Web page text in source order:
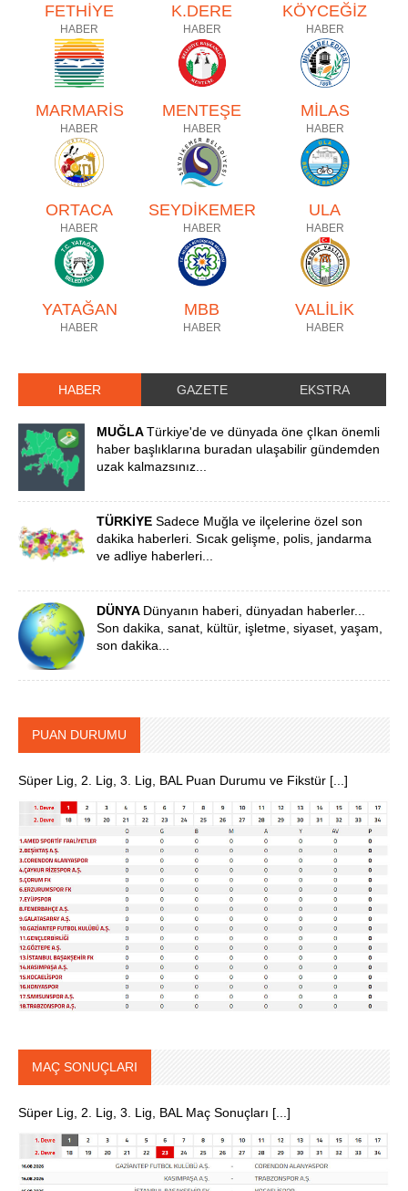
FETHİYE
HABER
K.DERE
HABER
KÖYCEĞİZ
HABER
MARMARİS
HABER
MENTEŞE
HABER
MİLAS
HABER
ORTACA
HABER
SEYDİKEMER
HABER
ULA
HABER
YATAĞAN
HABER
MBB
HABER
VALİLİK
HABER
HABER GAZETE EKSTRA
MUĞLATürkiye'de ve dünyada öne çIkan önemli
haber başlıklarına buradan ulaşabilir gündemden
uzak kalmazsınız...
TÜRKİYESadece Muğla ve ilçelerine özel son
dakika haberleri. Sıcak gelişme, polis, jandarma
ve adliye haberleri...
DÜNYA Dünyanın haberi, dünyadan haberler...
Son dakika, sanat, kültür, işletme, siyaset, yaşam,
son dakika...
PUAN DURUMU
Süper Lig, 2. Lig, 3. Lig, BAL Puan Durumu ve Fikstür [...]
MAÇ SONUÇLARI
Süper Lig, 2. Lig, 3. Lig, BAL Maç Sonuçları [...]